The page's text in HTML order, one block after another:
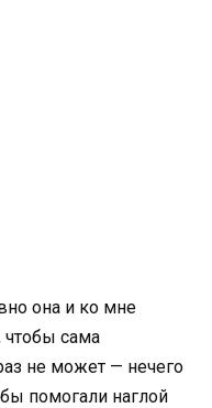
она и ко мне
чтобы сама
не может — нечего
помогали наглой